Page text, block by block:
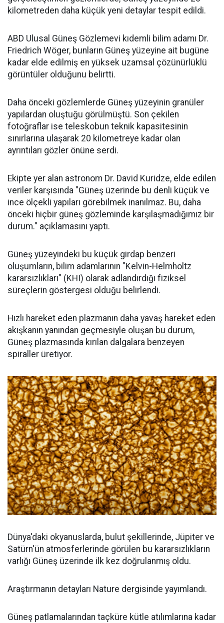
kilometreden daha küçük yeni detaylar tespit edildi.
ABD Ulusal Güneş Gözlemevi kıdemli bilim adamı Dr.
Friedrich Wöger, bunların Güneş yüzeyine ait bugüne
kadar elde edilmiş en yüksek uzamsal çözünürlüklü
görüntüler olduğunu belirtti.
Daha önceki gözlemlerde Güneş yüzeyinin granüler
yapılardan oluştuğu görülmüştü. Son çekilen
fotoğraflar ise teleskobun teknik kapasitesinin
sınırlarına ulaşarak 20 kilometreye kadar olan
ayrıntıları gözler önüne serdi.
Ekipte yer alan astronom Dr. David Kuridze, elde edilen
veriler karşısında "Güneş üzerinde bu denli küçük ve
ince ölçekli yapıları görebilmek inanılmaz. Bu, daha
önceki hiçbir güneş gözleminde karşılaşmadığımız bir
durum." açıklamasını yaptı.
Güneş yüzeyindeki bu küçük girdap benzeri
oluşumların, bilim adamlarının "Kelvin-Helmholtz
kararsızlıkları" (KHI) olarak adlandırdığı fiziksel
süreçlerin göstergesi olduğu belirlendi.
Hızlı hareket eden plazmanın daha yavaş hareket eden
akışkanın yanından geçmesiyle oluşan bu durum,
Güneş plazmasında kırılan dalgalara benzeyen
spiraller üretiyor.
Dünya'daki okyanuslarda, bulut şekillerinde, Jüpiter ve
Satürn'ün atmosferlerinde görülen bu kararsızlıkların
varlığı Güneş üzerinde ilk kez doğrulanmış oldu.
Araştırmanın detayları Nature dergisinde yayımlandı.
Güneş patlamalarından taçküre kütle atılımlarına kadar